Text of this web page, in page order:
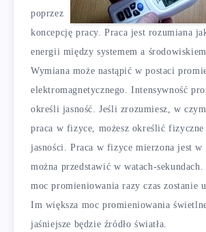
poprzez
koncepcję pracy. Praca jest rozumiana
energii między systemem a
Wymiana może nastąpić w postaci
elektromagnetycznego. Intensywność
określi jasność. Jeśli zrozumiesz, w
praca w fizyce, możesz określić fizyczne
jasności. Praca w fizyce mierzona jest w
można przedstawić w watach-
moc promieniowania razy czas zostanie
Im większa moc promieniowania
jaśniejsze będzie źródło światła.